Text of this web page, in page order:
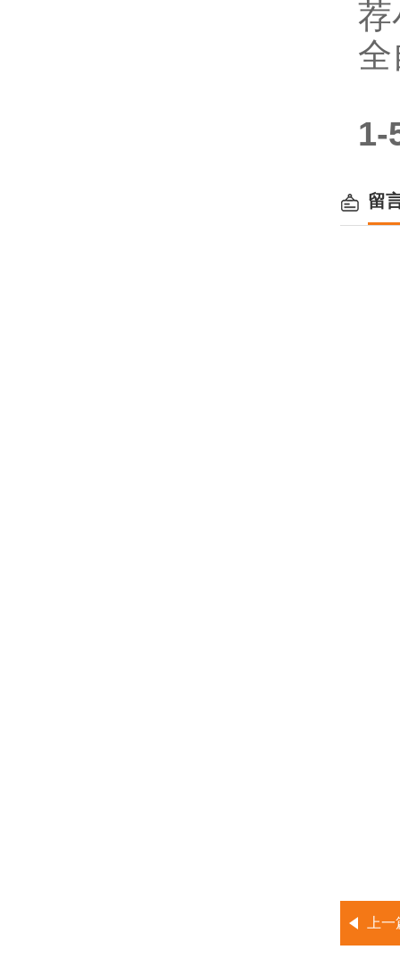
荐
1-
留
上